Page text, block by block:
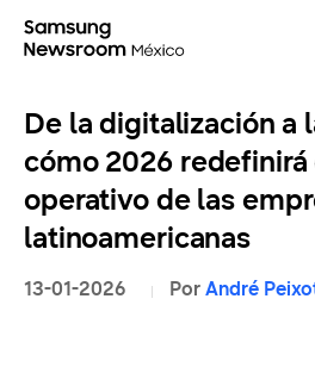
De la digitalización a
cómo 2026
operativo de las
latinoamericanas
13-01-2026 Por André